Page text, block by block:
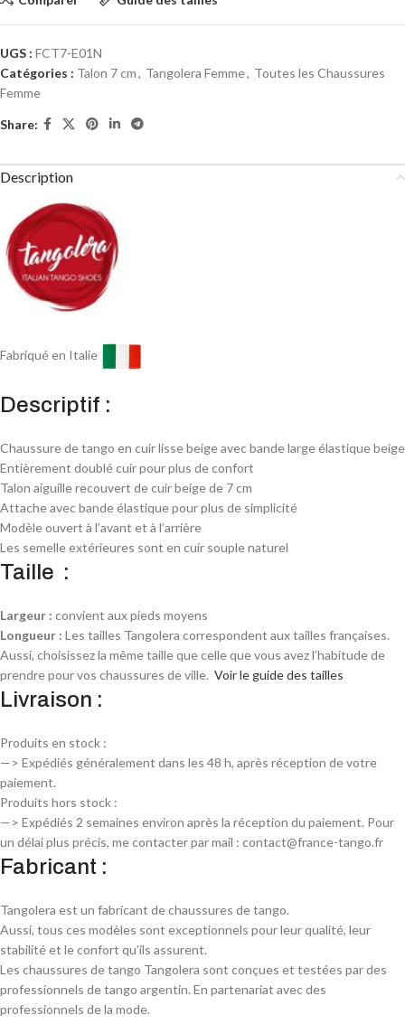
UGS : FCT7-E01N
Catégories : Talon 7 cm, Tangolera Femme, Toutes les Chaussures
Femme
Share:
Description
Fabriqué en Italie
Descriptif :
Chaussure de tango en cuir lisse beige avec bande large élastique beige
Entièrement doublé cuir pour plus de confort
Talon aiguille recouvert de cuir beige de 7 cm
Attache avec bande élastique pour plus de simplicité
Modèle ouvert à l’avant et à l’arrière
Les semelle extérieures sont en cuir souple naturel
Taille :
Largeur : convient aux pieds moyens
Longueur : Les tailles Tangolera correspondent aux tailles françaises.
Aussi, choisissez la même taille que celle que vous avez l’habitude de
prendre pour vos chaussures de ville. Voir le guide des tailles
Livraison :
Produits en stock :
—> Expédiés généralement dans les 48 h, après réception de votre
paiement.
Produits hors stock :
—> Expédiés 2 semaines environ après la réception du paiement. Pour
un délai plus précis, me contacter par mail : contact@france-tango.fr
Fabricant :
Tangolera est un fabricant de chaussures de tango.
Aussi, tous ces modèles sont exceptionnels pour leur qualité, leur
stabilité et le confort qu’ils assurent.
Les chaussures de tango Tangolera sont conçues et testées par des
professionnels de tango argentin. En partenariat avec des
professionnels de la mode.